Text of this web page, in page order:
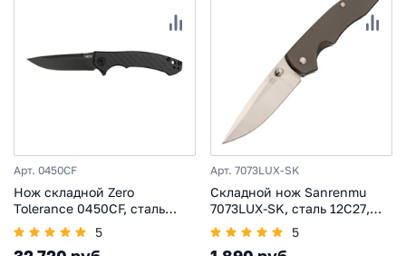
Арт. 0450CF
Нож складной Zero
Tolerance 0450CF, сталь
CPM S35VN, рукоять
карбон/титан
5
Арт. 7073LUX-SK
Складной нож Sanrenmu
7073LUX-SK, сталь 12C27,
рукоять сталь
5